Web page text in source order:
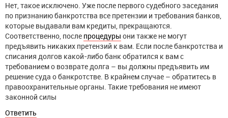
Нет, такое исключено. Уже после первого судебного заседания
по признанию банкротства все претензии и требования банков,
которые выдавали вам кредиты, прекращаются.
Соответственно, после процедуры они также не могут
предъявить никаких претензий к вам. Если после банкротства и
списания долгов какой-либо банк обратился к вам с
требованием о возврате долга – вы должны предъявить им
решение суда о банкротстве. В крайнем случае – обратитесь в
правоохранительные органы. Такие требования не имеют
законной силы
Ответить